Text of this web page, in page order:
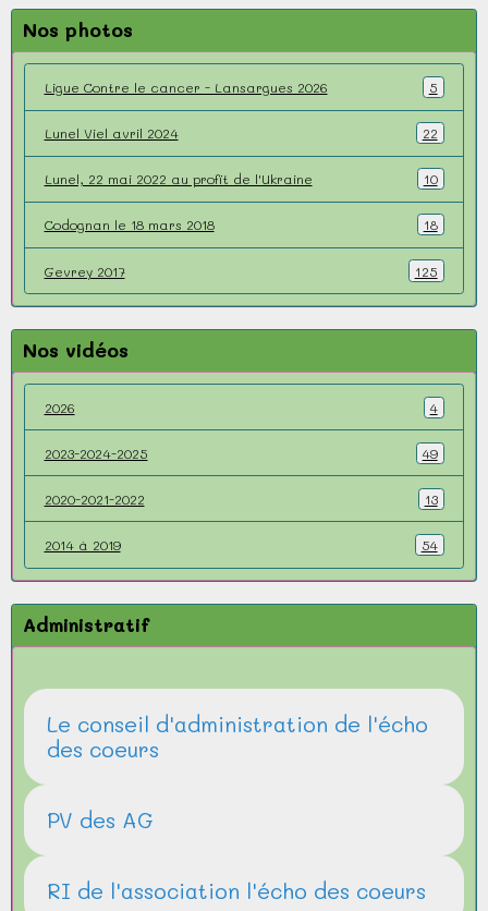
Nos photos
Ligue Contre le cancer - Lansargues 2026 5
Lunel Viel avril 2024 22
Lunel, 22 mai 2022 au profit de l'Ukraine 10
Codognan le 18 mars 2018 18
Gevrey 2017 125
Nos vidéos
2026 4
2023-2024-2025 49
2020-2021-2022 13
2014 à 2019 54
Administratif
Le conseil d'administration de l'écho
des coeurs
PV des AG
RI de l'association l'écho des coeurs